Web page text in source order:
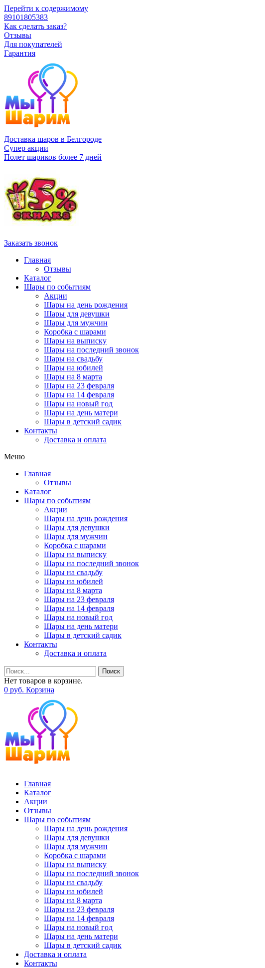
Перейти к содержимому
89101805383
Как сделать заказ?
Отзывы
Для покупателей
Гарантия
Доставка шаров в Белгороде
Супер акции
Полет шариков более 7 дней
Заказать звонок
Главная
Отзывы
Каталог
Шары по событиям
Акции
Шары на день рождения
Шары для девушки
Шары для мужчин
Коробка с шарами
Шары на выписку
Шары на последний звонок
Шары на свадьбу
Шары на юбилей
Шары на 8 марта
Шары на 23 февраля
Шары на 14 февраля
Шары на новый год
Шары на день матери
Шары в детский садик
Контакты
Доставка и оплата
Меню
Главная
Отзывы
Каталог
Шары по событиям
Акции
Шары на день рождения
Шары для девушки
Шары для мужчин
Коробка с шарами
Шары на выписку
Шары на последний звонок
Шары на свадьбу
Шары на юбилей
Шары на 8 марта
Шары на 23 февраля
Шары на 14 февраля
Шары на новый год
Шары на день матери
Шары в детский садик
Контакты
Доставка и оплата
Поиск
Нет товаров в корзине.
0 руб. Корзина
Главная
Каталог
Акции
Отзывы
Шары по событиям
Шары на день рождения
Шары для девушки
Шары для мужчин
Коробка с шарами
Шары на выписку
Шары на последний звонок
Шары на свадьбу
Шары на юбилей
Шары на 8 марта
Шары на 23 февраля
Шары на 14 февраля
Шары на новый год
Шары на день матери
Шары в детский садик
Доставка и оплата
Контакты